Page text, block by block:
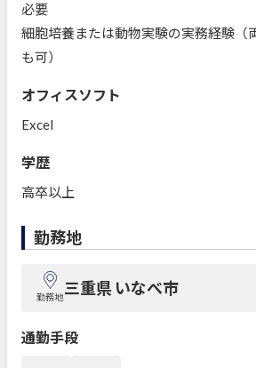
必要
細胞培養または動物実験の実務経験（
も可）
オフィスソフト
Excel
学歴
高卒以上
勤務地
勤務地三重県 いなべ市
通勤手段